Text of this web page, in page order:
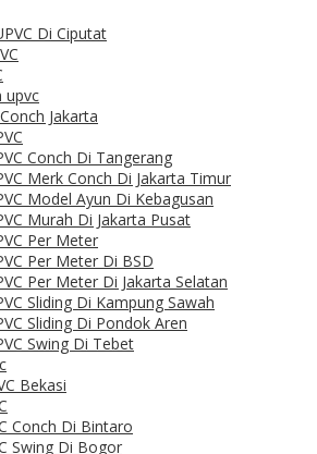
Di Ciputat
upvc
Jakarta
Conch Di Tangerang
Merk Conch Di Jakarta Timur
Model Ayun Di Kebagusan
Murah Di Jakarta Pusat
Per Meter
Per Meter Di BSD
Per Meter Di Jakarta Selatan
Sliding Di Kampung Sawah
Sliding Di Pondok Aren
Swing Di Tebet
Bekasi
Conch Di Bintaro
Swing Di Bogor